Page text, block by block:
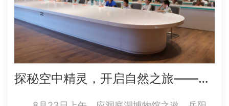
探秘空中精灵，开启自然之旅——岳阳市林学会自然教育走进洞庭湖博物馆